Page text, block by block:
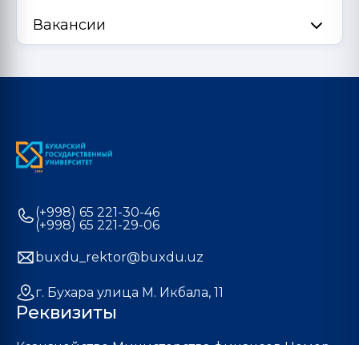
Вакансии
(+998) 65 221-30-46
(+998) 65 221-29-06
buxdu_rektor@buxdu.uz
г. Бухара улица М. Икбала, 11
Реквизиты